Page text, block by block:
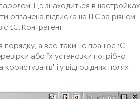
паролем. Це знаходиться в настройках
оплачена підписка на ІТС за рівнем
1С: Контрагент.
а все-таки не працює 1С:
або їх установки потрібно
і у відповідних полях